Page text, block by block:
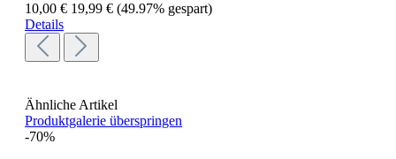
10,00 € 19,99 € (49.97% gespart)
Details
Ähnliche Artikel
Produktgalerie überspringen
-70%